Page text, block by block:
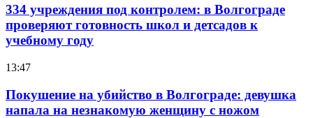
334 учреждения под контролем: в Волгограде
проверяют готовность школ и детсадов к
учебному году
13:47
Покушение на убийство в Волгограде: девушка
напала на незнакомую женщину с ножом